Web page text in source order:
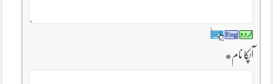
آپکا نام*